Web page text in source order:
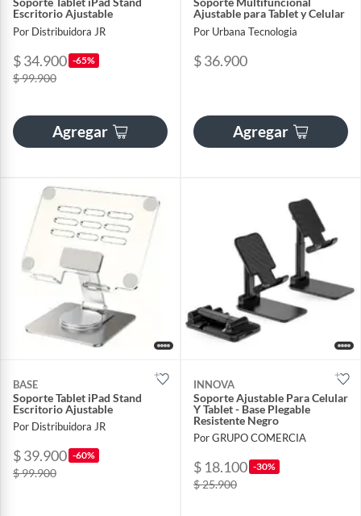
Escritorio Ajustable
Por Distribuidora JR
$ 34.900 -65%
$ 99.900
Agregar
Ajustable para Tablet y Celular
Por Urbana Tecnologia
$ 36.900
Agregar
BASE
Soporte Tablet iPad Stand
Escritorio Ajustable
Por Distribuidora JR
$ 39.900 -60%
$ 99.900
INNOVA
Soporte Ajustable Para Celular
Y Tablet - Base Plegable
Resistente Negro
Por GRUPO COMERCIA
$ 18.100 -30%
$ 25.900